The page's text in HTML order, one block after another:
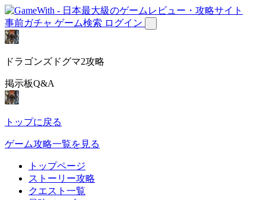
事前ガチャ ゲーム検索 ログイン
ドラゴンズドグマ2攻略
掲示板Q&A
トップに戻る
ゲーム攻略一覧を見る
トップページ
ストーリー攻略
クエスト一覧